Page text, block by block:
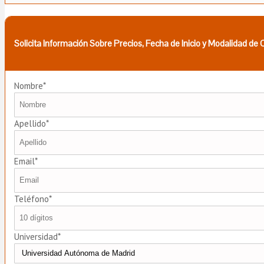
Solicita Información Sobre Precios, Fecha de Inicio y Modalidad de
Nombre*
Apellido*
Email*
Teléfono*
Universidad*